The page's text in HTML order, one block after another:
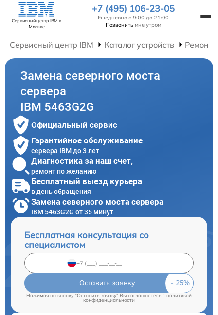
Сервисный центр IBM в
Москве
+7 (495) 106-23-05
Ежедневно с 9:00 до 21:00
Позвонить мне утром
Сервисный центр IBM Каталог устройств Ремонт
Замена северного моста
сервера
IBM 5463G2G
Официальный сервис
Гарантийное обслуживание
сервера IBM до 3 лет
Диагностика за наш счет,
ремонт по желанию
Бесплатный выезд курьера
в день обращения
Замена северного моста сервера
IBM 5463G2G от 35 минут
Бесплатная консультация со
специалистом
Оставить заявку
Нажимая на кнопку "Оставить заявку" Вы соглашаетесь c политикой
конфиденциальности